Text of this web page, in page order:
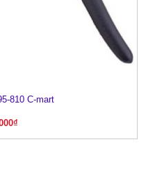
810 C-mart
₫